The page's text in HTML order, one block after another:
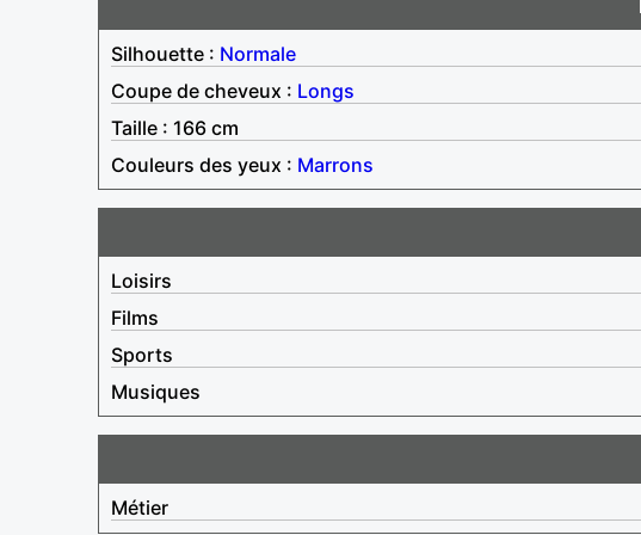
Silhouette : Normale
Coupe de cheveux : Longs
Taille : 166 cm
Couleurs des yeux : Marrons
Loisirs
Films
Sports
Musiques
Métier